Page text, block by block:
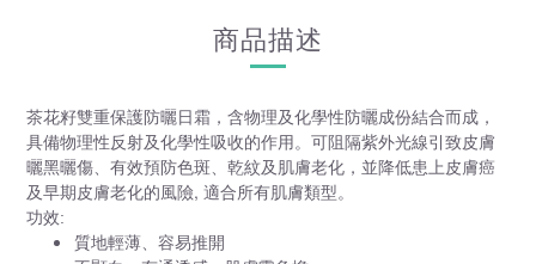
商品描述
茶花籽雙重保護防曬日霜， 含物理及化學性防曬成份結合而成，
具備物理性反射及化學性吸收的作用。可阻隔紫外光線引致皮膚
曬黑曬傷、有效預防色斑、乾紋及肌膚老化，並降低患上皮膚癌
及早期皮膚老化的風險, 適合所有肌膚類型。
功效:
質地輕薄、容易推開